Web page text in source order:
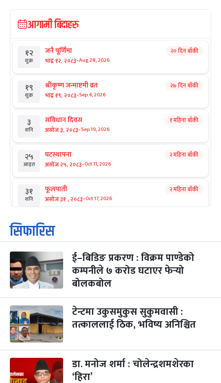
आगामी बिदाहरु
१२
शुक्र
जनै पूर्णिमा
भाद्र १२, २०८३-Aug 28, 2026
२० दिन बाँकी
१९
शुक्र
श्रीकृष्ण जन्माष्टमी व्रत
भाद्र १९, २०८३-Sep 4, 2026
२७ दिन बाँकी
३
शनि
संविधान दिवस
असोज ३, २०८३-Sep 19, 2026
१ महिना बाँकी
२५
आइत
घटस्थापना
असोज २५, २०८३-Oct 11, 2026
२ महिना बाँकी
३१
शनि
फूलपाती
असोज ३१ , २०८३-Oct 17, 2026
२ महिना बाँकी
१
आइत
कार्तिक सङ्क्रान्ति
कार्तिक १, २०८३
३
मंगल
महानवमी
कार्तिक ३, २०८३-Oct 20, 2026
२ महिना बाँकी
४
५
बिहि
पापा‌ङ्कुशा एकादशी व्रत
कार्तिक ५, २०८३
२ महिना बाँकी
आइत
कुकुर तिहार
कार्तिक २२, २०८३-Nov 8, 2026
३ महिना बाँकी
सिफारिस
ई–बिडिङ प्रकरण : विक्रम पाण्डेको
कम्पनीले ७ करोड घटाएर फेर्‍यो
बोलकबोल
टेन्टमा उकुसमुकुस सुकुमवासी :
तत्काललाई ठिक, भविष्य अनिश्चित
डा. मनोज शर्मा : चोलेन्द्रशमशेरका
‘हिरा’